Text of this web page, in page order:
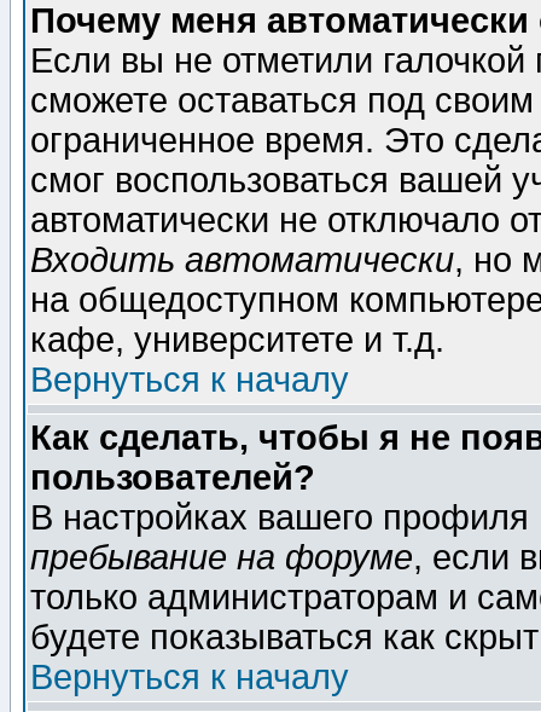
Почему меня автоматически
Если вы не отметили галочкой
сможете оставаться под
ограниченное время. Это
смог воспользоваться вашей
автоматически не отключало
Входить автоматически, но
на общедоступном
кафе, университете и т.д.
Вернуться к началу
Как сделать, чтобы я не
пользователей?
В настройках вашего
пребывание на форуме, если
только администраторам и
будете показываться как
Вернуться к началу